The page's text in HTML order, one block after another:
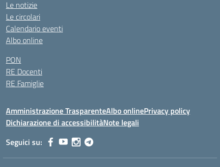
Le notizie
Le circolari
Calendario eventi
Albo online
PON
RE Docenti
RE Famiglie
Amministrazione TrasparenteAlbo onlinePrivacy policy
Dichiarazione di accessibilitàNote legali
Seguici su: